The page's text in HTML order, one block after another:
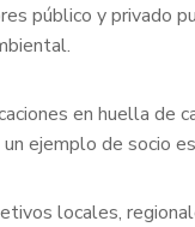
público y privado
en huella de
ejemplo de socio
locales,